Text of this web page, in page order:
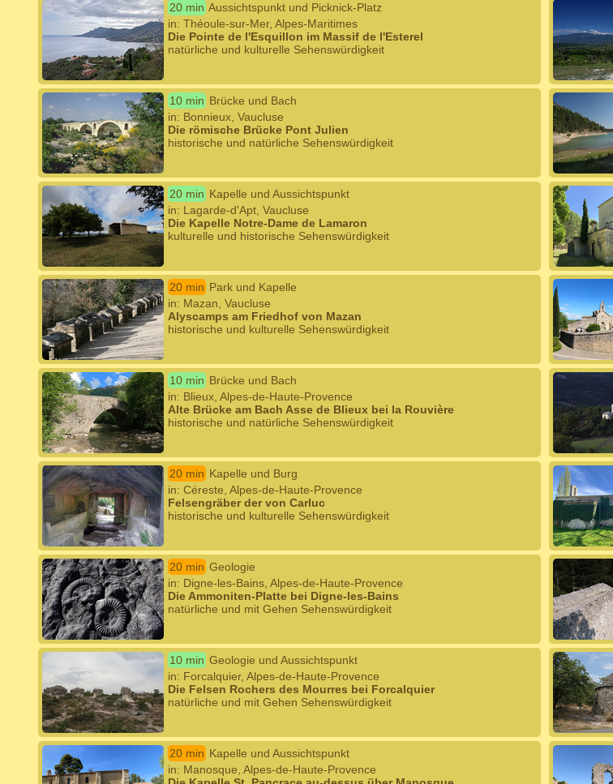
20 min Aussichtspunkt und Picknick-Platz
in: Théoule-sur-Mer, Alpes-Maritimes
Die Pointe de l'Esquillon im Massif de l'Esterel
natürliche und kulturelle Sehenswürdigkeit
10 min Brücke und Bach
in: Bonnieux, Vaucluse
Die römische Brücke Pont Julien
historische und natürliche Sehenswürdigkeit
20 min Kapelle und Aussichtspunkt
in: Lagarde-d'Apt, Vaucluse
Die Kapelle Notre-Dame de Lamaron
kulturelle und historische Sehenswürdigkeit
20 min Park und Kapelle
in: Mazan, Vaucluse
Alyscamps am Friedhof von Mazan
historische und kulturelle Sehenswürdigkeit
10 min Brücke und Bach
in: Blieux, Alpes-de-Haute-Provence
Alte Brücke am Bach Asse de Blieux bei la Rouvière
historische und natürliche Sehenswürdigkeit
20 min Kapelle und Burg
in: Céreste, Alpes-de-Haute-Provence
Felsengräber der von Carluc
historische und kulturelle Sehenswürdigkeit
20 min Geologie
in: Digne-les-Bains, Alpes-de-Haute-Provence
Die Ammoniten-Platte bei Digne-les-Bains
natürliche und mit Gehen Sehenswürdigkeit
10 min Geologie und Aussichtspunkt
in: Forcalquier, Alpes-de-Haute-Provence
Die Felsen Rochers des Mourres bei Forcalquier
natürliche und mit Gehen Sehenswürdigkeit
20 min Kapelle und Aussichtspunkt
in: Manosque, Alpes-de-Haute-Provence